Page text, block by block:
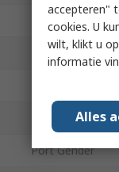
Body Material
Cushioning Type
Minimum
Port Gender
accepteren"
cookies. U
wilt, klikt u
informatie
Alles